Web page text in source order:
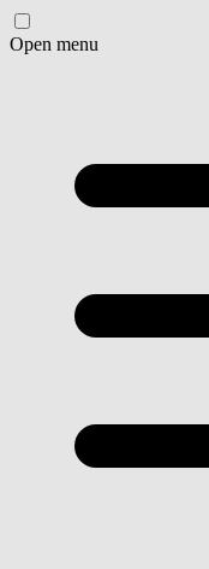
Open menu